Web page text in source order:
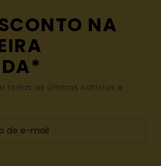
NA
todas as últimas notícias e